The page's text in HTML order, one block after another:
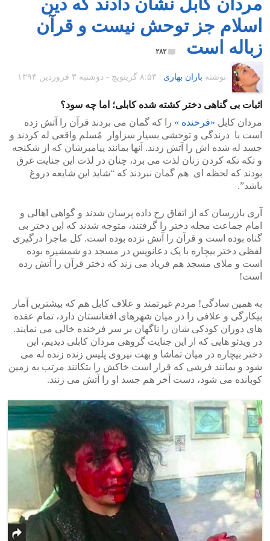
اسلام جز توحش نیست و قرآن
زباله است
۲۸۲
نوشته باران بهاری ۸:۵۳ گرينويچ - دوشنبه ۳ فروردین ۱۳۹۴
اثبات بی گناهی دختر کشته شده کابلی؛ اما چه سود؟
مردان کابل «فرخنده » را که گمان می بردند قرآن را آتش زده
است با درندگی و توحشی بسیار سزاوار مُسلم واقعی له کردند و
جسد له شده اش را آتش زدند. آنها بمانند پیامبرشان که از شکنجه
و تکه تکه کردن زنان لذت می برد، چنان در لذت این جنایت غرق
بودند که لحظه ای هم گمان نبردند که “شاید این شایعه دروغ
باشد”.
آری بازرسان که از اتفاق رخ داده پرسان شدند و گواهی اهالی و
امام جماعت محله دختر را گرفتند، متوجه شدند که این دختر بی
گناه بوده است و قرآن را آتش نزده بوده است. کل ماجرا درگیری
لفظی دختر بیچاره با یک دعانویس در مسجد دو شمشیره بوده
است و ملای مسجد هم فریاد می زند که دختر قرآن را آتش زده
است!
به همین سادگی! مردم غیرتمند و علاف کابل هم که بیشترین آمار
بیکارگی و علافی را در میان شهرهای افغانستان دارد، تمام عقده
های دوران کودکی شان را ناگهان بر سر فرخنده خالی می نمایند.
در ویدئو هایی که از این جنایت گروهی مردان کابلی دیدیم، این
دختر بیچاره در میان تماشا و بهت نیروی پلیس زنده زنده له می
شود و بمانند فرشی که قرار است خاکش را بتکانند مرتب به زمین
کوبانده می شود، دست آخر هم جسد او را آتش می زنند.